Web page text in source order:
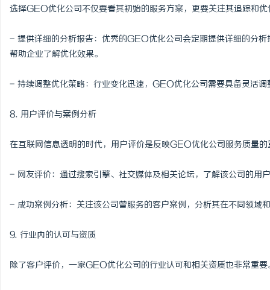
选择GEO优化公司不仅要看其初始的服务方案，更要关注其追踪和
- 提供详细的分析报告：优秀的GEO优化公司会定期提供详细的分
帮助企业了解优化效果。
- 持续调整优化策略：行业变化迅速，GEO优化公司需要具备灵活
8. 用户评价与案例分析
在互联网信息透明的时代，用户评价是反映GEO优化公司服务质量
- 网友评价：通过搜索引擎、社交媒体及相关论坛，了解该公司的用
- 成功案例分析：关注该公司曾服务的客户案例，分析其在不同领域
9. 行业内的认可与资质
除了客户评价，一家GEO优化公司的行业认可和相关资质也非常重